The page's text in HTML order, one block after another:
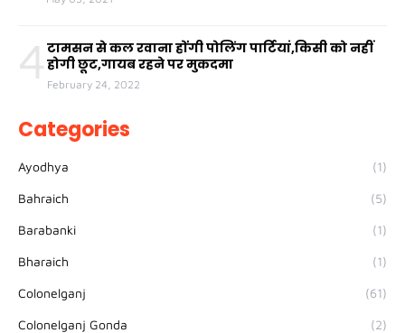
4 टामसन से कल रवाना होंगी पोलिंग पार्टियां,किसी को नहीं
होगी छूट,गायब रहने पर मुकदमा
February 24, 2022
Categories
Ayodhya (1)
Bahraich (5)
Barabanki (1)
Bharaich (1)
Colonelganj (61)
Colonelganj Gonda (2)